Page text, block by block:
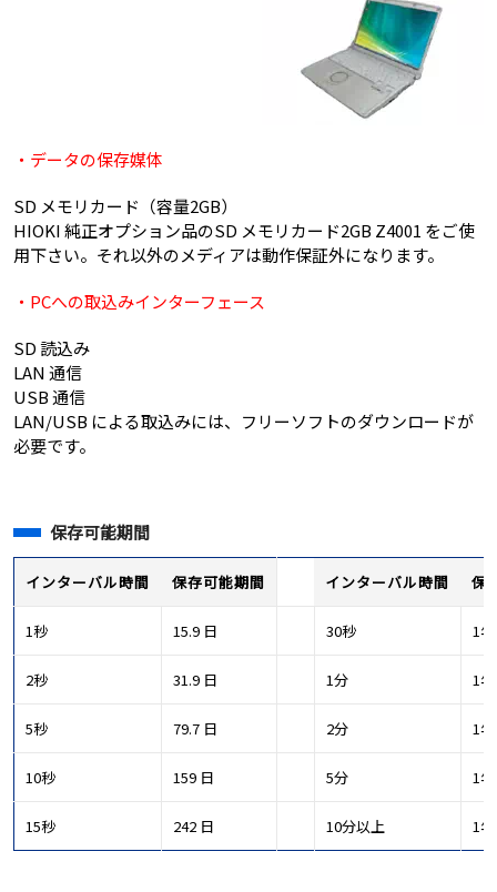
・データの保存媒体
SD メモリカード（容量2GB）
HIOKI 純正オプション品のSD メモリカード2GB Z4001 をご使
用下さい。それ以外のメディアは動作保証外になります。
・PCへの取込みインターフェース
SD 読込み
LAN 通信
USB 通信
LAN/USB による取込みには、フリーソフトのダウンロードが
必要です。
保存可能期間
インターバル時間 保存可能期間 インターバル時間 保
1秒 15.9 日 30秒 1年
2秒 31.9 日 1分 1年
5秒 79.7 日 2分 1年
10秒 159 日 5分 1年
15秒 242 日 10分以上 1年